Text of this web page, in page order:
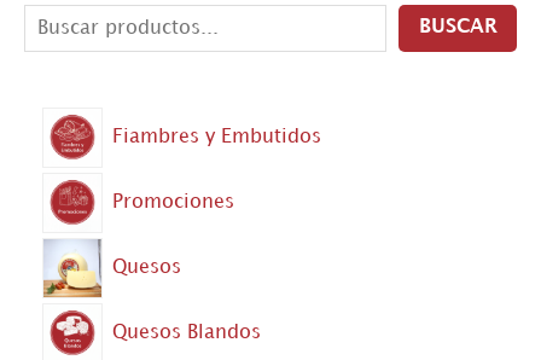
BUSCAR
Fiambres y Embutidos
Promociones
Quesos
Quesos Blandos